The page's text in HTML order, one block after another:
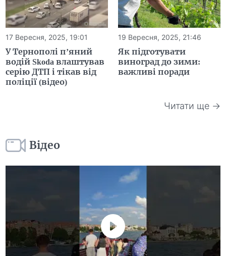
17 Вересня, 2025, 19:01
У Тернополі п’яний
водій Skoda влаштував
серію ДТП і тікав від
поліції (відео)
19 Вересня, 2025, 21:46
Як підготувати
виноград до зими:
важливі поради
Читати ще →
Відео